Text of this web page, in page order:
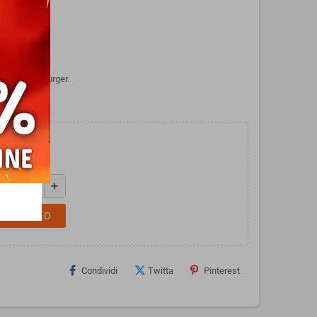
di Ravensburger.
add
CARRELLO
Condividi Twitta Pinterest